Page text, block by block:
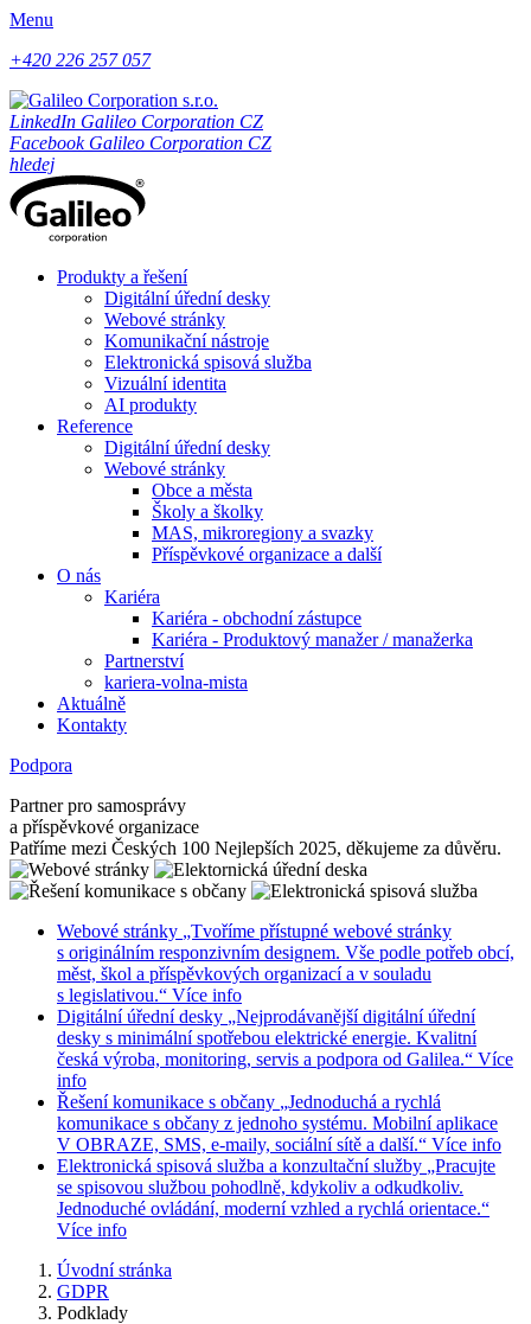
Menu
+420 226 257 057
LinkedIn Galileo Corporation CZ
Facebook Galileo Corporation CZ
hledej
Produkty a řešení
Digitální úřední desky
Webové stránky
Komunikační nástroje
Elektronická spisová služba
Vizuální identita
AI produkty
Reference
Digitální úřední desky
Webové stránky
Obce a města
Školy a školky
MAS, mikroregiony a svazky
Příspěvkové organizace a další
O nás
Kariéra
Kariéra - obchodní zástupce
Kariéra - Produktový manažer / manažerka
Partnerství
kariera-volna-mista
Aktuálně
Kontakty
Podpora
Partner pro samosprávy
a příspěvkové organizace
Patříme mezi Českých 100 Nejlepších 2025, děkujeme za důvěru.
Webové stránky „Tvoříme přístupné webové stránky
s originálním responzivním designem. Vše podle potřeb obcí,
měst, škol a příspěvkových organizací a v souladu
s legislativou.“ Více info
Digitální úřední desky „Nejprodávanější digitální úřední
desky s minimální spotřebou elektrické energie. Kvalitní
česká výroba, monitoring, servis a podpora od Galilea.“ Více
info
Řešení komunikace s občany „Jednoduchá a rychlá
komunikace s občany z jednoho systému. Mobilní aplikace
V OBRAZE, SMS, e-maily, sociální sítě a další.“ Více info
Elektronická spisová služba a konzultační služby „Pracujte
se spisovou službou pohodlně, kdykoliv a odkudkoliv.
Jednoduché ovládání, moderní vzhled a rychlá orientace.“
Více info
Úvodní stránka
GDPR
Podklady